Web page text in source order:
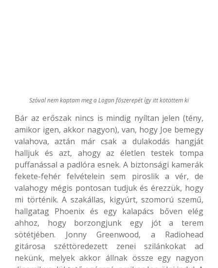
Szóval nem kaptam meg a Logan főszerepét így itt kötöttem ki
Bár az erőszak nincs is mindig nyíltan jelen (tény,
amikor igen, akkor nagyon), van, hogy Joe bemegy
valahova, aztán már csak a dulakodás hangját
halljuk és azt, ahogy az életlen testek tompa
puffanással a padlóra esnek. A biztonsági kamerák
fekete-fehér felvételein sem piroslik a vér, de
valahogy mégis pontosan tudjuk és érezzük, hogy
mi történik. A szakállas, kigyúrt, szomorú szemű,
hallgatag Phoenix és egy kalapács bőven elég
ahhoz, hogy borzongjunk egy jót a terem
sötétjében. Jonny Greenwood, a Radiohead
gitárosa széttöredezett zenei szilánkokat ad
nekünk, melyek akkor állnak össze egy nagyon